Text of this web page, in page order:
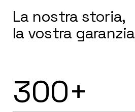
La nostra storia,
la vostra garanzia
300+